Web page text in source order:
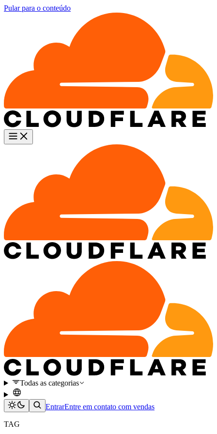
Pular para o conteúdo
Todas as categorias
EntrarEntre em contato com vendas
TAG